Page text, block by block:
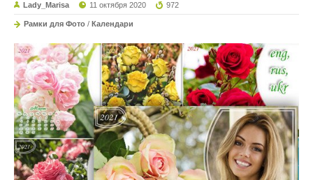
Lady_Marisa 11 октября 2020 972
Рамки для Фото / Календари